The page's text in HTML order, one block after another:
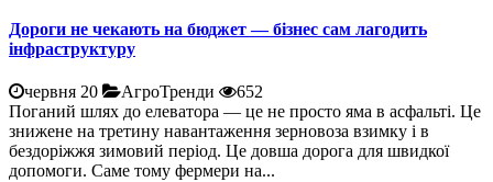
Дороги не чекають на бюджет — бізнес сам лагодить
інфраструктуру
червня 20 АгроТренди
652
Поганий шлях до елеватора — це не просто яма в асфальті. Це
знижене на третину навантаження зерновоза взимку і в
бездоріжжя зимовий період. Це довша дорога для швидкої
допомоги. Саме тому фермери на...